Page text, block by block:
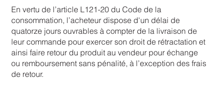
En vertu de l’article L121-20 du Code de la
consommation, l’acheteur dispose d'un délai de
quatorze jours ouvrables à compter de la livraison de
leur commande pour exercer son droit de rétractation et
ainsi faire retour du produit au vendeur pour échange
ou remboursement sans pénalité, à l’exception des frais
de retour.